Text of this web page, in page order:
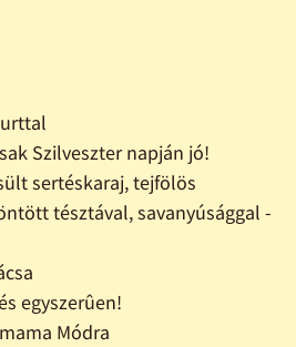
Szilveszter napján jó!
sertéskaraj, tejfölös
tésztával, savanyúsággal -
egyszerûen!
Módra